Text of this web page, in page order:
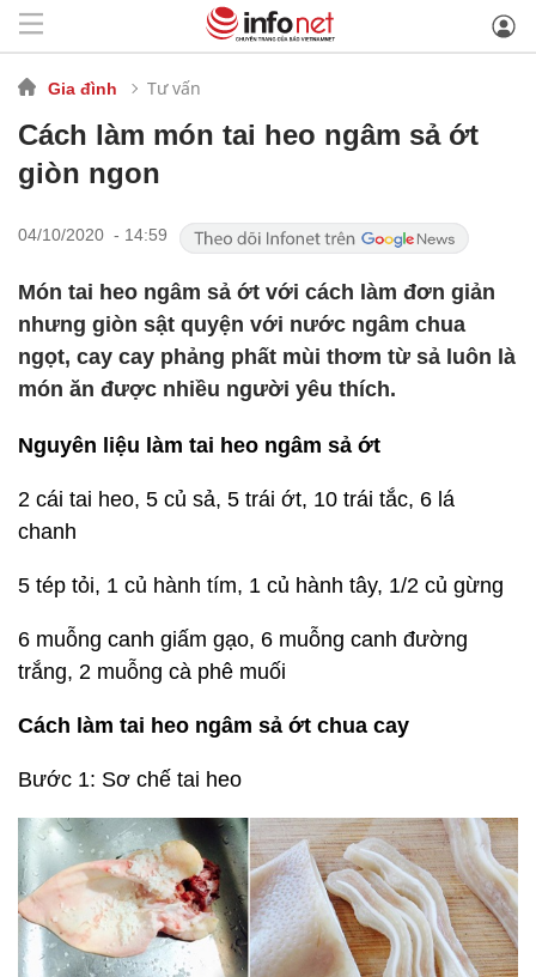
Gia đình Tư vấn
Cách làm món tai heo ngâm sả ớt
giòn ngon
04/10/2020 - 14:59
Món tai heo ngâm sả ớt với cách làm đơn giản
nhưng giòn sật quyện với nước ngâm chua
ngọt, cay cay phảng phất mùi thơm từ sả luôn là
món ăn được nhiều người yêu thích.
Nguyên liệu làm tai heo ngâm sả ớt
2 cái tai heo, 5 củ sả, 5 trái ớt, 10 trái tắc, 6 lá
chanh
5 tép tỏi, 1 củ hành tím, 1 củ hành tây, 1/2 củ gừng
6 muỗng canh giấm gạo, 6 muỗng canh đường
trắng, 2 muỗng cà phê muối
Cách làm tai heo ngâm sả ớt chua cay
Bước 1: Sơ chế tai heo